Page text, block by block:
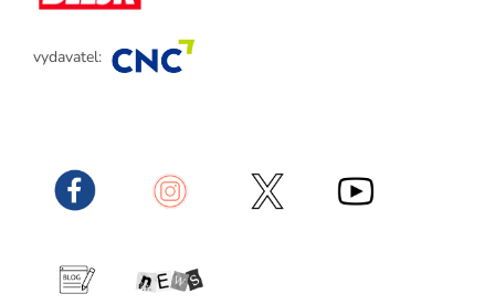
vydavatel: